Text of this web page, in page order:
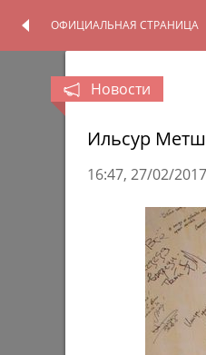
ОФИЦИАЛЬНАЯ СТРАНИЦА
Новости
Ильсур
16:47 27/02/2017
ПЕРСОНАЛЬНАЯ
ОФИЦИАЛЬНАЯ